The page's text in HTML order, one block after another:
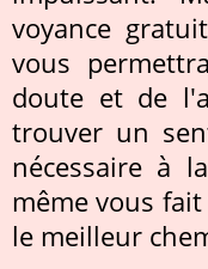
voyance
vous
doute et de
trouver un
nécessaire à
même vous
le meilleur